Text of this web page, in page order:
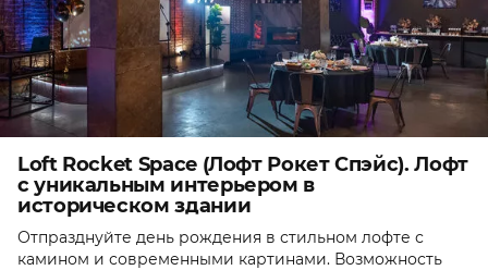
Loft Rocket Space (Лофт Рокет Спэйс). Лофт
с уникальным интерьером в
историческом здании
Отпразднуйте день рождения в стильном лофте с
камином и современными картинами. Возможность